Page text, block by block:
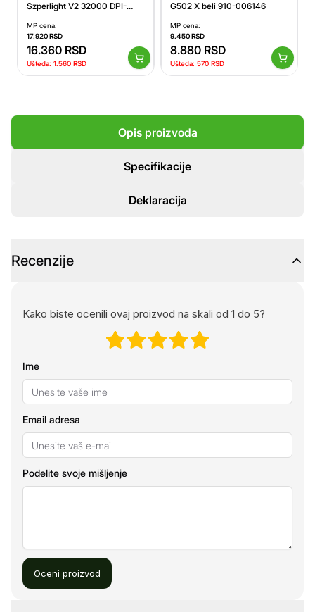
Szperlight V2 32000 DPI-
bela
MP cena:
17.920RSD
16.360 RSD
Ušteda: 1.560 RSD
G502 X beli 910-006146
MP cena:
9.450RSD
8.880 RSD
Ušteda: 570 RSD
Opis proizvoda
Specifikacije
Deklaracija
Recenzije
Kako biste ocenili ovaj proizvod na skali od 1 do 5?
Ime
Email adresa
Podelite svoje mišljenje
Oceni proizvod